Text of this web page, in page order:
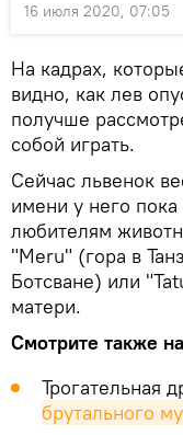
16 июля 2020, 07:05
На кадрах,
видно, как лев
получше
собой играть.
Сейчас львенок
имени у него
любителям
"Meru" (гора в
Ботсване) или
матери.
Смотрите также
Трогательная
брутального